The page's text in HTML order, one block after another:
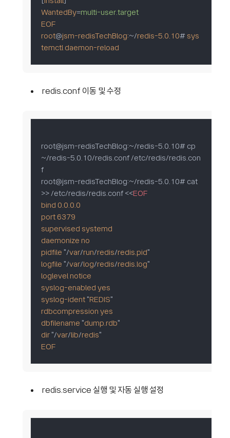
WantedBy=multi-user.target
EOF
root@jsm-redisTechBlog:~/redis-5.0.10# sys
temctl daemon-reload
redis.conf 이동 및 수정
root@jsm-redisTechBlog:~/redis-5.0.10# cp
~/redis-5.0.10/redis.conf /etc/redis/redis.con
f
root@jsm-redisTechBlog:~/redis-5.0.10# cat
>> /etc/redis/redis.conf <<EOF
bind 0.0.0.0
port 6379
supervised systemd
daemonize no
pidfile "/var/run/redis/redis.pid
logfile "/var/log/redis/redis.log
loglevel notice
syslog-enabled yes
syslog-ident "REDIS
rdbcompression yes
dbfilename "dump.rdb
dir "/var/lib/redis
EOF
redis.service 실행 및 자동 실행 설정